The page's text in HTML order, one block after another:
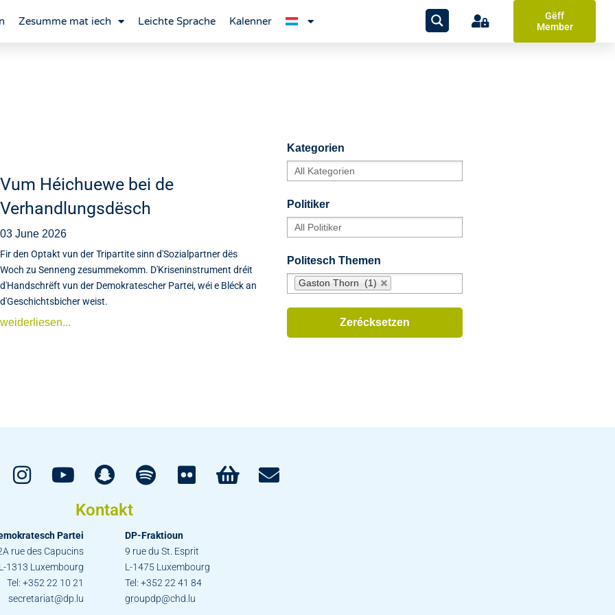
Zesumme mat iech Leichte Sprache Kalenner
Gëff
Member
Vum Héichuewe bei de
Verhandlungsdësch
03 June 2026
Fir den Optakt vun der Tripartite sinn d'Sozialpartner dës
Woch zu Senneng zesummekomm. D'Kriseninstrument dréit
d'Handschrëft vun der Demokratescher Partei, wéi e Bléck an
d'Geschichtsbicher weist.
weiderliesen...
Kategorien
Politiker
Politesch Themen
Gaston Thorn (1)
Kontakt
Partei
rue des Capucins
1313 Luxembourg
Tel: +352 22 10 21
secretariat@dp.lu
DP-Fraktioun
9 rue du St. Esprit
L-1475 Luxembourg
Tel: +352 22 41 84
groupdp@chd.lu